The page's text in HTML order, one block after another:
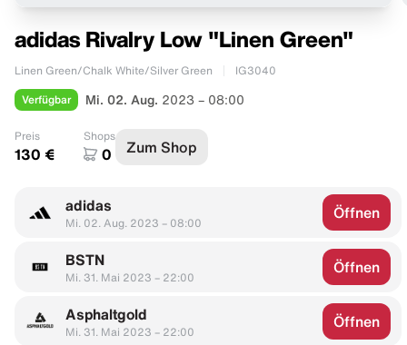
adidas Rivalry Low "Linen Green"
Linen Green/Chalk White/Silver Green IG3040
Verfügbar Mi. 02. Aug. 2023 – 08:00
Preis
130 €
Shops
0 Zum Shop
adidas
Mi. 02. Aug. 2023 – 08:00
Öffnen
BSTN
Mi. 31. Mai 2023 – 22:00
Öffnen
Asphaltgold
Mi. 31. Mai 2023 – 22:00
Öffnen